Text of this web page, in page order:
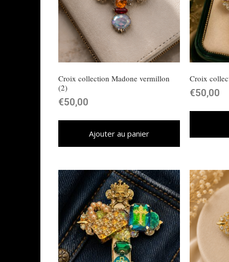
Croix collection Madone vermillon
(2)
€50,00
Ajouter au panier
Croix
€50,00